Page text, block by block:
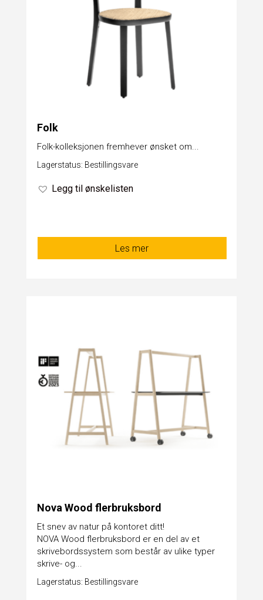
Folk
Folk-kolleksjonen fremhever ønsket om...
Lagerstatus: Bestillingsvare
Legg til ønskelisten
Les mer
Nova Wood flerbruksbord
Et snev av natur på kontoret ditt!
NOVA Wood flerbruksbord er en del av et
skrivebordssystem som består av ulike typer
skrive- og...
Lagerstatus: Bestillingsvare